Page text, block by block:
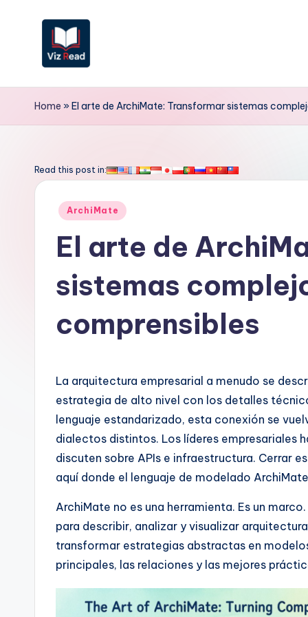
V
iz
e
is
A
ft
Home »El arte de ArchiMate: Transformar sistemas
Read this post in:
Publicado
ArchiMate
El arte de
sistemas
comprensibles
La arquitectura empresarial a menudo se
estrategia de alto nivel con los detalles
lenguaje estandarizado, esta conexión se
dialectos distintos. Los líderes empresariales
discuten sobre APIs e infraestructura. Cerrar
aquí donde el lenguaje de modelado
ArchiMate no es una herramienta. Es un
para describir, analizar y visualizar
transformar estrategias abstractas en
principales, las relaciones y las mejores